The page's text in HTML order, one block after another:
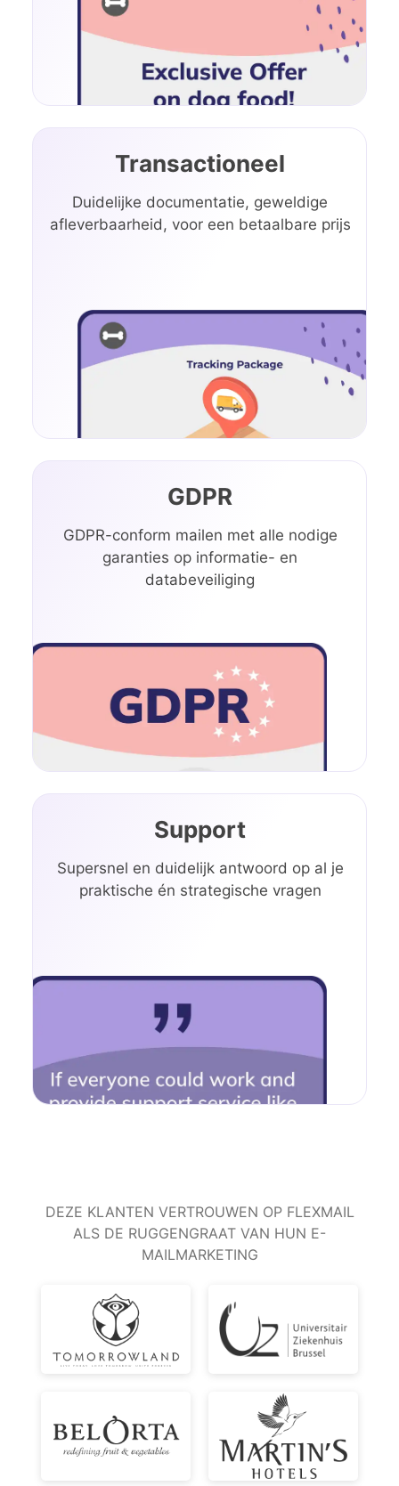
Transactioneel
Duidelijke documentatie, geweldige
afleverbaarheid, voor een betaalbare prijs
GDPR
GDPR-conform mailen met alle nodige
garanties op informatie- en
databeveiliging
Support
Supersnel en duidelijk antwoord op al je
praktische én strategische vragen
DEZE KLANTEN VERTROUWEN OP FLEXMAIL
ALS DE RUGGENGRAAT VAN HUN E-
MAILMARKETING